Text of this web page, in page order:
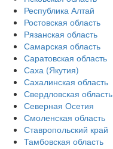
Республика Алтай
Ростовская область
Рязанская область
Самарская область
Саратовская область
Саха (Якутия)
Сахалинская область
Свердловская область
Северная Осетия
Смоленская область
Ставропольский край
Тамбовская область